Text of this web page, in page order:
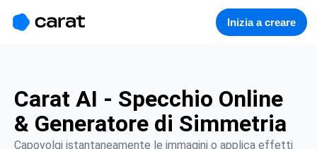
Inizia a creare
Carat AI - Specchio Online
& Generatore di Simmetria
Capovolgi istantaneamente le immagini o applica effetti